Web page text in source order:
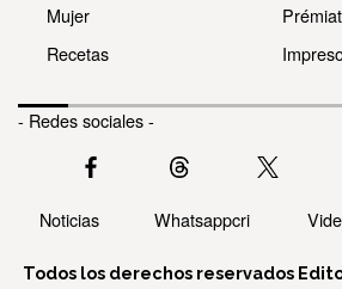
Mujer
Recetas
- Redes sociales -
Noticias Whatsappcri
Todos los derechos reservados